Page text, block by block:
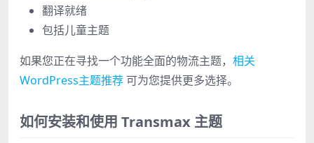
翻译就绪
包括儿童主题
如果您正在寻找一个功能全面的物流主题， 相关
WordPress主题推荐 可为您提供更多选择。
如何安装和使用 Transmax 主题